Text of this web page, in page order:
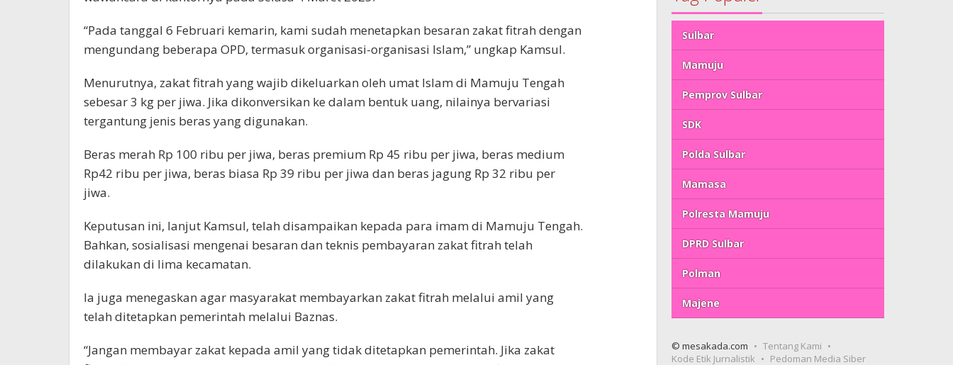
“Pada tanggal 6 Februari kemarin, kami sudah menetapkan besaran zakat fitrah dengan
mengundang beberapa OPD, termasuk organisasi-organisasi Islam,” ungkap Kamsul.
Menurutnya, zakat fitrah yang wajib dikeluarkan oleh umat Islam di Mamuju Tengah
sebesar 3 kg per jiwa. Jika dikonversikan ke dalam bentuk uang, nilainya bervariasi
tergantung jenis beras yang digunakan.
Beras merah Rp 100 ribu per jiwa, beras premium Rp 45 ribu per jiwa, beras medium
Rp42 ribu per jiwa, beras biasa Rp 39 ribu per jiwa dan beras jagung Rp 32 ribu per
jiwa.
Keputusan ini, lanjut Kamsul, telah disampaikan kepada para imam di Mamuju Tengah.
Bahkan, sosialisasi mengenai besaran dan teknis pembayaran zakat fitrah telah
dilakukan di lima kecamatan.
Ia juga menegaskan agar masyarakat membayarkan zakat fitrah melalui amil yang
telah ditetapkan pemerintah melalui Baznas.
“Jangan membayar zakat kepada amil yang tidak ditetapkan pemerintah. Jika zakat
Sulbar
Mamuju
Pemprov Sulbar
SDK
Polda Sulbar
Mamasa
Polresta Mamuju
DPRD Sulbar
Polman
Majene
© mesakada.com
Tentang Kami
Kode Etik Jurnalistik
Pedoman Media Siber